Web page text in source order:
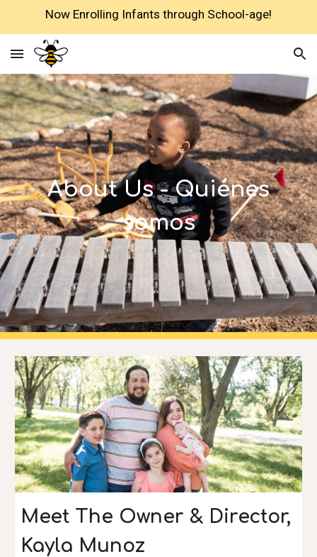
Now Enrolling Infants through School-age!
About Us - Quiénes
somos
Meet The Owner & Director,
Kayla Munoz